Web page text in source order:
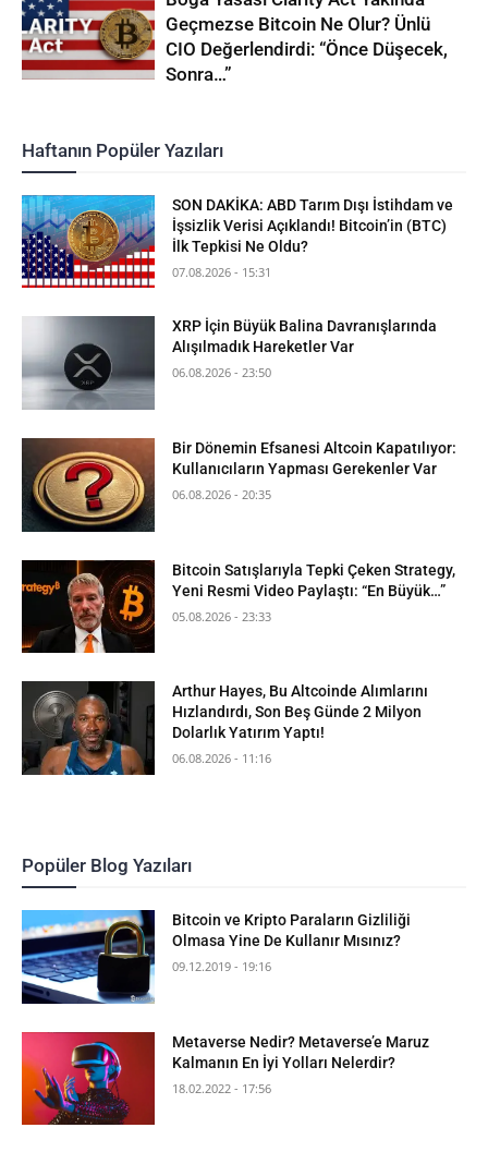
Geçmezse Bitcoin Ne Olur? Ünlü
CIO Değerlendirdi: “Önce Düşecek,
Sonra…”
Haftanın Popüler Yazıları
SON DAKİKA: ABD Tarım Dışı İstihdam ve
İşsizlik Verisi Açıklandı! Bitcoin’in (BTC)
İlk Tepkisi Ne Oldu?
07.08.2026 - 15:31
XRP İçin Büyük Balina Davranışlarında
Alışılmadık Hareketler Var
06.08.2026 - 23:50
Bir Dönemin Efsanesi Altcoin Kapatılıyor:
Kullanıcıların Yapması Gerekenler Var
06.08.2026 - 20:35
Bitcoin Satışlarıyla Tepki Çeken Strategy,
Yeni Resmi Video Paylaştı: “En Büyük…”
05.08.2026 - 23:33
Arthur Hayes, Bu Altcoinde Alımlarını
Hızlandırdı, Son Beş Günde 2 Milyon
Dolarlık Yatırım Yaptı!
06.08.2026 - 11:16
Popüler Blog Yazıları
Bitcoin ve Kripto Paraların Gizliliği
Olmasa Yine De Kullanır Mısınız?
09.12.2019 - 19:16
Metaverse Nedir? Metaverse’e Maruz
Kalmanın En İyi Yolları Nelerdir?
18.02.2022 - 17:56